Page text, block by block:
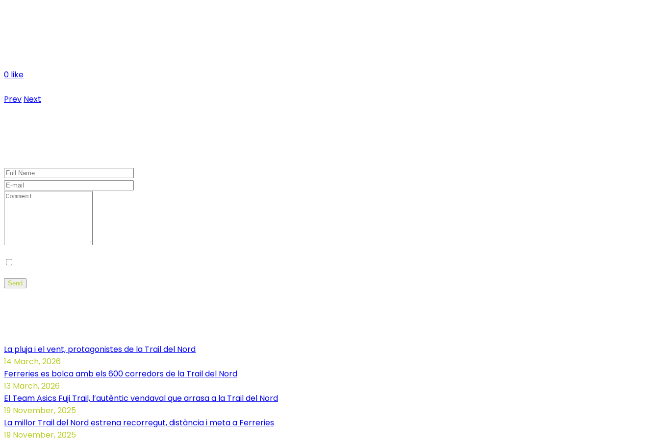
0 like
Prev Next
Send
La pluja i el vent, protagonistes de la Trail del Nord
14 March, 2026
Ferreries es bolca amb els 600 corredors de la Trail del Nord
13 March, 2026
El Team Asics Fuji Trail, l’autèntic vendaval que arrasa a la Trail del Nord
19 November, 2025
La millor Trail del Nord estrena recorregut, distància i meta a Ferreries
19 November, 2025